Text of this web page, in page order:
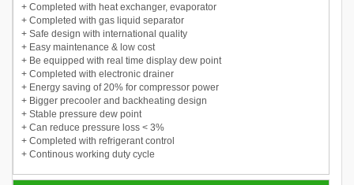
+ Completed with heat exchanger, evaporator
+ Completed with gas liquid separator
+ Safe design with international quality
+ Easy maintenance & low cost
+ Be equipped with real time display dew point
+ Completed with electronic drainer
+ Energy saving of 20% for compressor power
+ Bigger precooler and backheating design
+ Stable pressure dew point
+ Can reduce pressure loss < 3%
+ Completed with refrigerant control
+ Continous working duty cycle